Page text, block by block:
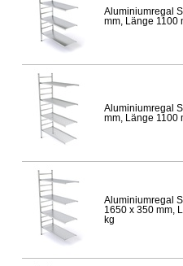
Aluminiumregal
mm, Länge 1100
Aluminiumregal
mm, Länge 1100
Aluminiumregal
1650 x 350 mm,
kg